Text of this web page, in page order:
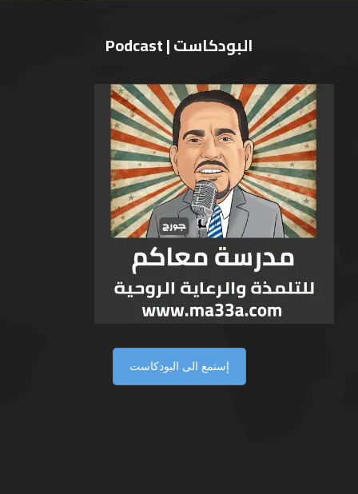
البودكاست | Podcast
إستمع الى البودكاست